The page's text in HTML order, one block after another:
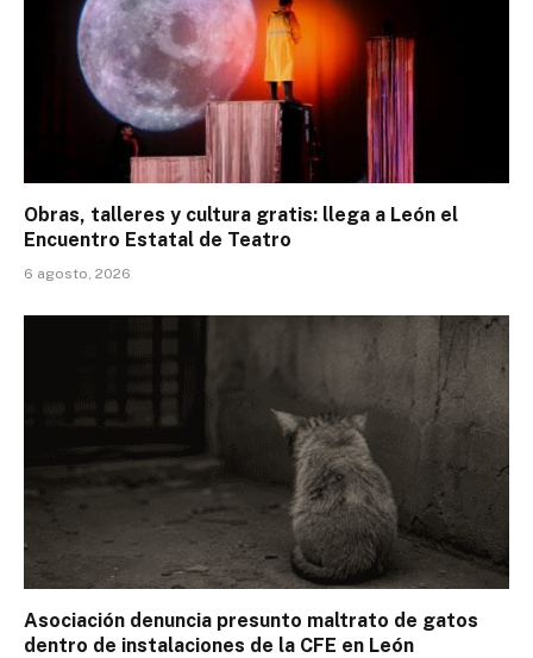
Obras, talleres y cultura gratis: llega a León el
Encuentro Estatal de Teatro
6 agosto, 2026
Asociación denuncia presunto maltrato de gatos
dentro de instalaciones de la CFE en León